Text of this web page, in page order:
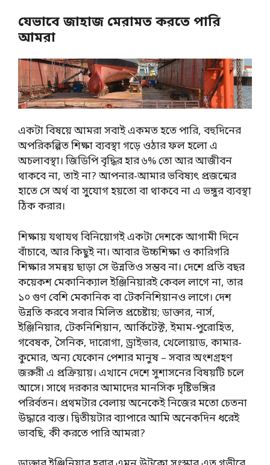
যেভাবে জাহাজ মেরামত করতে পারি
আমরা
একটা বিষয়ে আমরা সবাই একমত হতে পারি, বহুদিনের
অপরিকল্পিত শিক্ষা ব্যবস্থা গড়ে ওঠার ফল হলো এ
অচলাবস্থা। জিডিপি বৃদ্ধির হার ৬% তো আর আজীবন
থাকবে না, তাই না? আপনার-আমার ভবিষ্যৎ প্রজন্মের
হাতে সে অর্থ বা সু্যোগ হয়তো বা থাকবে না এ ভঙ্গুর ব্যবস্থা
ঠিক করার।
শিক্ষায় যথাযথ বিনিয়োগই একটা দেশকে আগামী দিনে
বাঁচাবে, আর কিছুই না। আবার উচ্চশিক্ষা ও কারিগরি
শিক্ষার সমন্বয় ছাড়া সে উন্নতিও সম্ভব না। দেশে প্রতি বছর
কয়েকশ মেকানিক্যাল ইঞ্জিনিয়ারই কেবল লাগে না, তার
১০ গুণ বেশি মেকানিক বা টেকনিশিয়ানও লাগে। দেশ
উন্নতি করবে সবার মিলিত প্রচেষ্টায়; ডাক্তার, নার্স,
ইঞ্জিনিয়ার, টেকনিশিয়ান, আর্কিটেক্ট, ইমাম-পুরোহিত,
গবেষক, সৈনিক, দারোগা, ড্রাইভার, খেলোয়াড, কামার-
কুমোর, অন্য যেকোন পেশার মানুষ – সবার অংশগ্রহণ
জরুরী এ প্রক্রিয়ায়। এখানে দেশে সুশাসনের বিষয়টি চলে
আসে। সাথে দরকার আমাদের মানসিক দৃষ্টিভঙ্গির
পরির্বতন। প্রথমটার বেলায় অনেকেই নিজের মতো চেতনা
উদ্ধারে ব্যস্ত। দ্বিতীয়টার ব্যাপারে আমি অনেকদিন ধরেই
ভাবছি, কী করতে পারি আমরা?